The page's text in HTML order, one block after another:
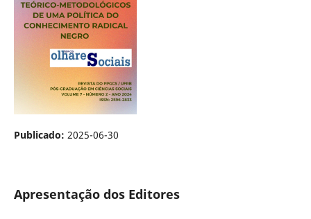
Publicado: 2025-06-30
Apresentação dos Editores